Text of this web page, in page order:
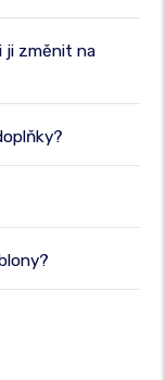
ji změnit na